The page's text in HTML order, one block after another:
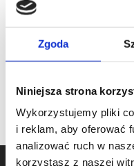
Zgoda
Niniejsza strona
Wykorzystujemy pliki
i reklam, aby oferować
analizować ruch w
korzystasz z naszej
inwestycja Sanofi w Polsce.
zatrudniającym blisko 300
opakowań leków i
krajów w Europie i na